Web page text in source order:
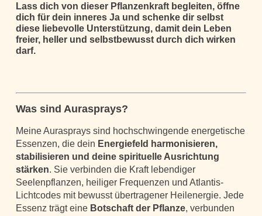
Lass dich von dieser Pflanzenkraft begleiten, öffne
dich für dein inneres Ja und schenke dir selbst
diese liebevolle Unterstützung, damit dein Leben
freier, heller und selbstbewusst durch dich wirken
darf.
Was sind Aurasprays?
Meine Aurasprays sind hochschwingende energetische
Essenzen, die dein Energiefeld harmonisieren,
stabilisieren und deine spirituelle Ausrichtung
stärken. Sie verbinden die Kraft lebendiger
Seelenpflanzen, heiliger Frequenzen und Atlantis-
Lichtcodes mit bewusst übertragener Heilenergie. Jede
Essenz trägt eine Botschaft der Pflanze, verbunden